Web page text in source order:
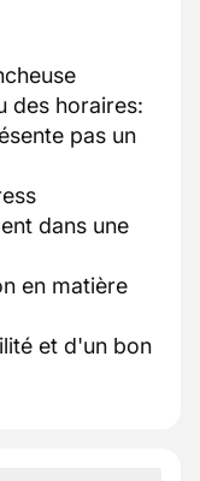
des horaires:
pas un
dans une
en matière
et d'un bon